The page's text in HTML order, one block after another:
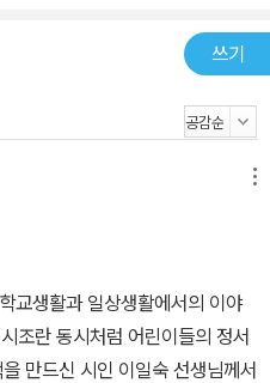
이는 선생님이 싫어할 거예요. 그
를 사랑하고, 헤아려주고, 잘 크기
랑을 느낄 수 있는 동시조입니
바라봅니다. 하지만 아이는 형
를 한껏 신바람 나게 교실로 들어
모습과 아빠의 정을 함께 느낄
쓰기
교생활과 일상생활에서의 이야
조란 동시처럼 어린이들의 정서
만드신 시인 이일숙 선생님께서